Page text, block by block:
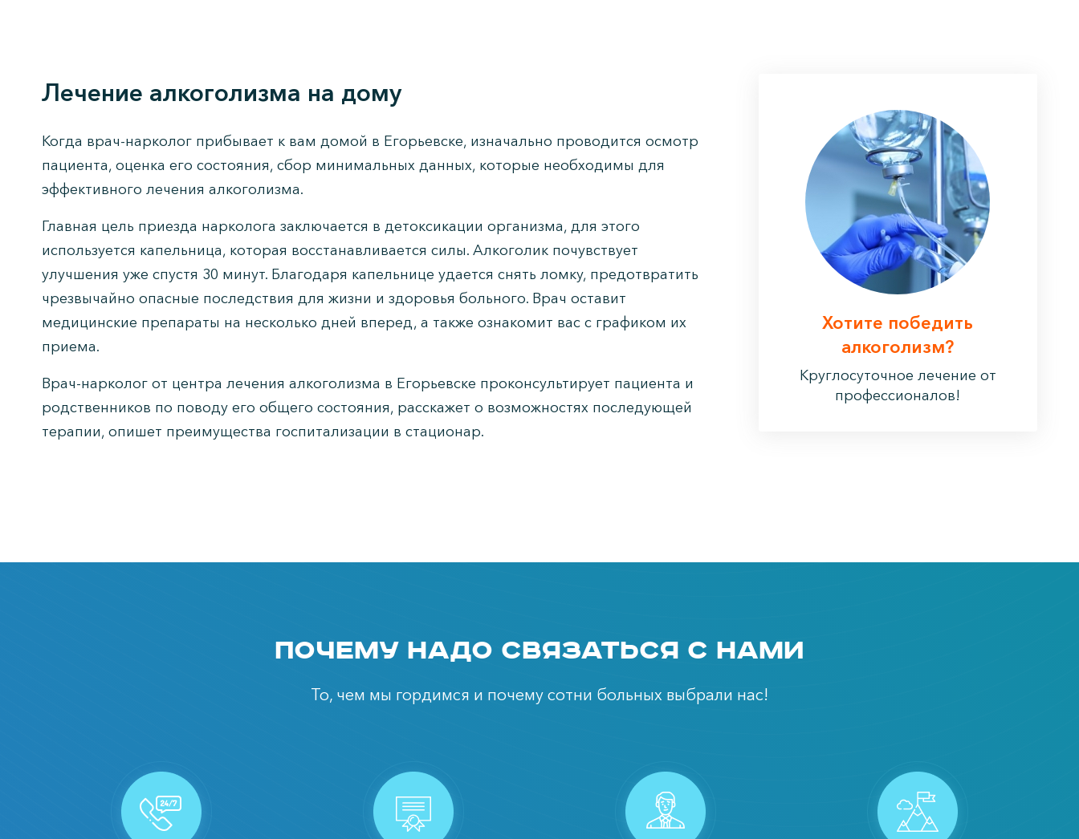
Лечение алкоголизма на дому
Когда врач-нарколог прибывает к вам домой в Егорьевске, изначально проводится осмотр
пациента, оценка его состояния, сбор минимальных данных, которые необходимы для
эффективного лечения алкоголизма.
Главная цель приезда нарколога заключается в детоксикации организма, для этого
используется капельница, которая восстанавливается силы. Алкоголик почувствует
улучшения уже спустя 30 минут. Благодаря капельнице удается снять ломку, предотвратить
чрезвычайно опасные последствия для жизни и здоровья больного. Врач оставит
медицинские препараты на несколько дней вперед, а также ознакомит вас с графиком их
приема.
Врач-нарколог от центра лечения алкоголизма в Егорьевске проконсультирует пациента и
родственников по поводу его общего состояния, расскажет о возможностях последующей
терапии, опишет преимущества госпитализации в стационар.
Хотите победить
алкоголизм?
Круглосуточное лечение от
профессионалов!
Почему надо связаться с нами
То, чем мы гордимся и почему сотни больных выбрали нас!